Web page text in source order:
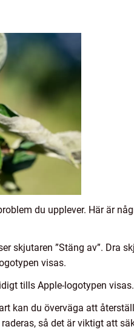
du upplever. Här är
skjutaren ”Stäng av”. Dra
visas.
tills Apple-logotypen visas.
kan du överväga att
så det är viktigt att